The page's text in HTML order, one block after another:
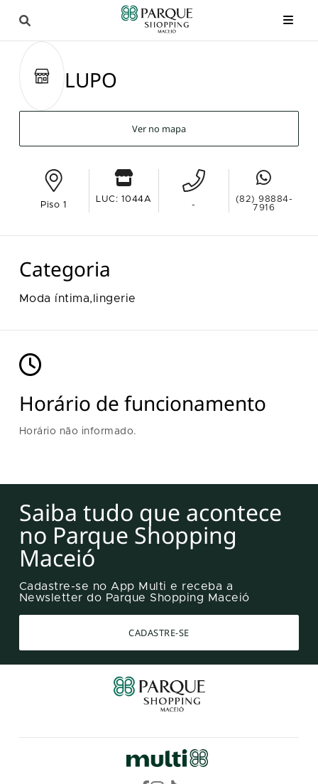
LUPO
Ver no mapa
Piso 1
LUC: 1044A
-
(82) 98884-
7916
Horário de funcionamento
Horário não informado.
Categoria
Moda íntima,lingerie
Saiba tudo que acontece
no Parque Shopping
Maceió
Cadastre-se no App Multi e receba a
Newsletter do Parque Shopping Maceió
CADASTRE-SE